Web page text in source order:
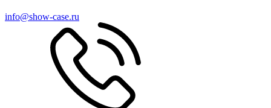
info@show-case.ru